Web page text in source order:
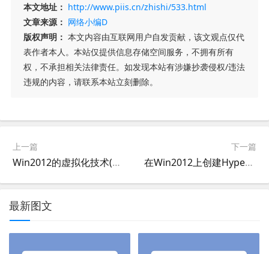
本文地址： http://www.piis.cn/zhishi/533.html
文章来源： 网络小编D
版权声明： 本文内容由互联网用户自发贡献，该文观点仅代
表作者本人。本站仅提供信息存储空间服务，不拥有所有
权，不承担相关法律责任。如发现本站有涉嫌抄袭侵权/违法
违规的内容，请联系本站立刻删除。
上一篇
Win2012的虚拟化技术(虚拟机)(云主机)教程二：升级为域服务器域控制器
下一篇
在Win2012上创建Hyper-V虚拟机(云主机)
最新图文